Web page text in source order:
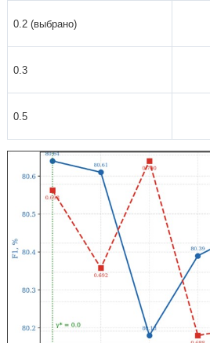
0.2 (выбрано)
0.3
0.5